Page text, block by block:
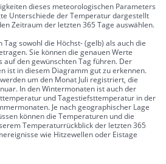
dieses meteorologischen Parameters
Unterschiede der Temperatur dargestellt
Zeitraum der letzten 365 Tage auswählen.
sowohl die Höchst- (gelb) als auch die
Sie können die genauen Werte
auf den gewünschten Tag führen. Der
ist in diesem Diagramm gut zu erkennen.
um den Monat Juli registriert, die
In den Wintermonaten ist auch der
und Tagestiefsttemperatur in der
Je nach geographischer Lage
können die Temperaturen und die
Temperaturrückblick der letzten 365
wie Hitzewellen oder Eistage